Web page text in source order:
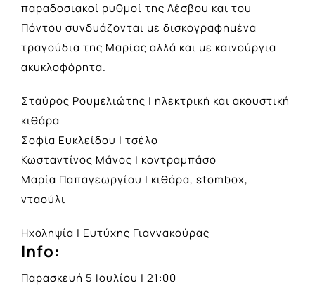
παραδοσιακοί ρυθμοί της Λέσβου και του
Πόντου συνδυάζονται με δισκογραφημένα
τραγούδια της Μαρίας αλλά και με καινούργια
ακυκλοφόρητα.
Σταύρος Ρουμελιώτης | ηλεκτρική και ακουστική
κιθάρα
Σοφία Ευκλείδου | τσέλο
Κωσταντίνος Μάνος | κοντραμπάσο
Μαρία Παπαγεωργίου | κιθάρα, stombox,
νταούλι
Ηχοληψία | Ευτύχης Γιαννακούρας
Info:
Παρασκευή 5 Ιουλίου | 21:00